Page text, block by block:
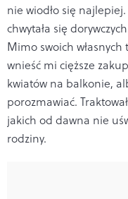
nie wiodło się
chwytała się
Mimo swoich własnych
wnieść mi cięższe
kwiatów na balkonie,
porozmawiać.
jakich od dawna nie
rodziny.